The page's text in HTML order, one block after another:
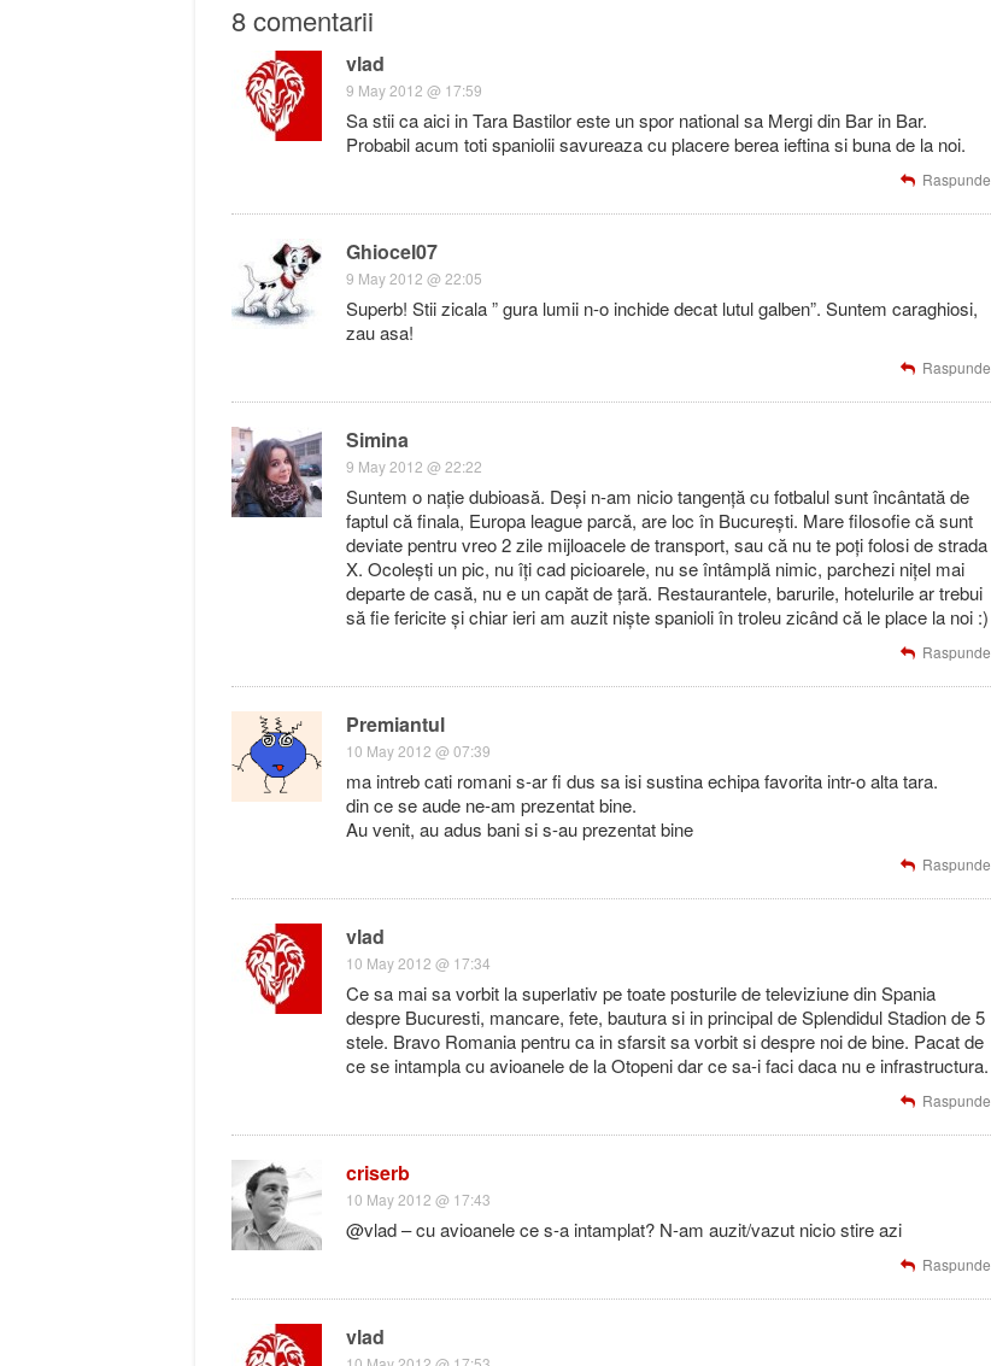
8 comentarii
vlad
9 May 2012 @ 17:59
Sa stii ca aici in Tara Bastilor este un spor national sa Mergi din Bar in Bar.
Probabil acum toti spaniolii savureaza cu placere berea ieftina si buna de la noi.
Raspunde
Ghiocel07
9 May 2012 @ 22:05
Superb! Stii zicala ” gura lumii n-o inchide decat lutul galben”. Suntem caraghiosi,
zau asa!
Raspunde
Simina
9 May 2012 @ 22:22
Suntem o nație dubioasă. Deși n-am nicio tangență cu fotbalul sunt încântată de
faptul că finala, Europa league parcă, are loc în București. Mare filosofie că sunt
deviate pentru vreo 2 zile mijloacele de transport, sau că nu te poți folosi de strada
X. Ocolești un pic, nu îți cad picioarele, nu se întâmplă nimic, parchezi nițel mai
departe de casă, nu e un capăt de țară. Restaurantele, barurile, hotelurile ar trebui
să fie fericite și chiar ieri am auzit niște spanioli în troleu zicând că le place la noi :)
Raspunde
Premiantul
10 May 2012 @ 07:39
ma intreb cati romani s-ar fi dus sa isi sustina echipa favorita intr-o alta tara.
din ce se aude ne-am prezentat bine.
Au venit, au adus bani si s-au prezentat bine
Raspunde
vlad
10 May 2012 @ 17:34
Ce sa mai sa vorbit la superlativ pe toate posturile de televiziune din Spania
despre Bucuresti, mancare, fete, bautura si in principal de Splendidul Stadion de 5
stele. Bravo Romania pentru ca in sfarsit sa vorbit si despre noi de bine. Pacat de
ce se intampla cu avioanele de la Otopeni dar ce sa-i faci daca nu e infrastructura.
Raspunde
criserb
10 May 2012 @ 17:43
@vlad – cu avioanele ce s-a intamplat? N-am auzit/vazut nicio stire azi
Raspunde
vlad